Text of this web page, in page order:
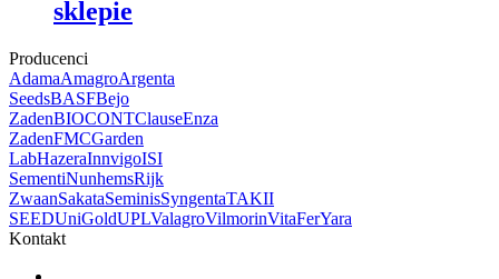
sklepie
Producenci
AdamaAmagroArgenta
SeedsBASFBejo
ZadenBIOCONTClauseEnza
ZadenFMCGarden
LabHazeraInnvigoISI
SementiNunhemsRijk
ZwaanSakataSeminisSyngentaTAKII
SEEDUniGoldUPLValagroVilmorinVitaFerYara
Kontakt